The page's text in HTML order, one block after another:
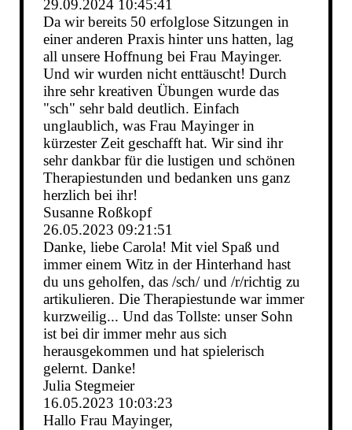
29.09.2024 10:45:41
Da wir bereits 50 erfolglose Sitzungen in
einer anderen Praxis hinter uns hatten, lag
all unsere Hoffnung bei Frau Mayinger.
Und wir wurden nicht enttäuscht! Durch
ihre sehr kreativen Übungen wurde das
"sch" sehr bald deutlich. Einfach
unglaublich, was Frau Mayinger in
kürzester Zeit geschafft hat. Wir sind ihr
sehr dankbar für die lustigen und schönen
Therapiestunden und bedanken uns ganz
herzlich bei ihr!
Susanne Roßkopf
26.05.2023 09:21:51
Danke, liebe Carola! Mit viel Spaß und
immer einem Witz in der Hinterhand hast
du uns geholfen, das /sch/ und /r/richtig zu
artikulieren. Die Therapiestunde war immer
kurzweilig... Und das Tollste: unser Sohn
ist bei dir immer mehr aus sich
herausgekommen und hat spielerisch
gelernt. Danke!
Julia Stegmeier
16.05.2023 10:03:23
Hallo Frau Mayinger,